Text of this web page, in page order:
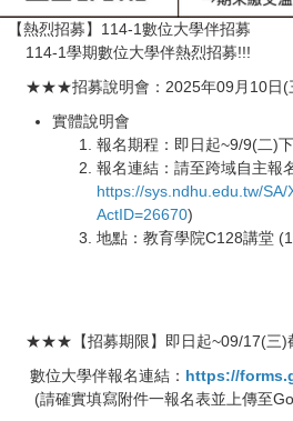
【熱烈招募】114-1數位大學伴招募
114-1學期數位大學伴熱烈招募!!!
★★★招募說明會：2025年09月10日(
實體說明會
報名期程：即日起~9/9(二)下
報名連結：請至跨域自主報
https://sys.ndhu.edu.tw/
ActID=26670)
地點：教育學院C128講堂
★★★【招募期限】即日起~09/17(三)
數位大學伴報名連結： https://
(請確實填寫附件一報名表並上傳至